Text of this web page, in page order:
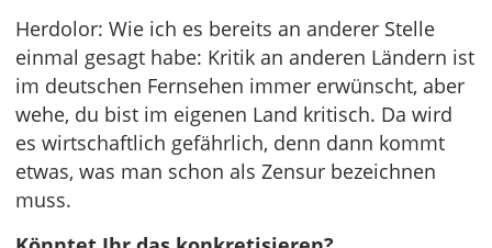
Herdolor: Wie ich es bereits an anderer Stelle
einmal gesagt habe: Kritik an anderen Ländern ist
im deutschen Fernsehen immer erwünscht, aber
wehe, du bist im eigenen Land kritisch. Da wird
es wirtschaftlich gefährlich, denn dann kommt
etwas, was man schon als Zensur bezeichnen
muss.